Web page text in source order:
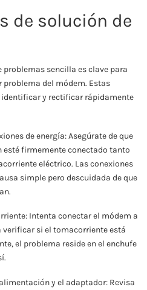
de solución de
sencilla es clave para
del módem. Estas
y rectificar rápidamente
de energía: Asegúrate de que
esté firmemente conectado tanto
eléctrico. Las conexiones
simple pero descuidada de que
Intenta conectar el módem a
si el tomacorriente está
el problema reside en el enchufe
y el adaptador: Revisa